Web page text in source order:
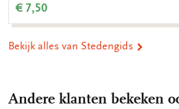
€ 7,50
Bekijk alles van Stedengids
Andere klanten bekeken